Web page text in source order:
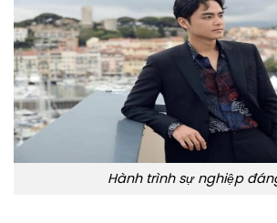
Hành trình sự nghiệp